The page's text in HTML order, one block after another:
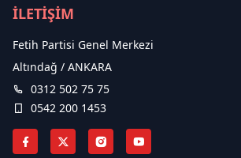
İLETİŞİM
Fetih Partisi Genel Merkezi
Altındağ / ANKARA
0312 502 75 75
0542 200 1453